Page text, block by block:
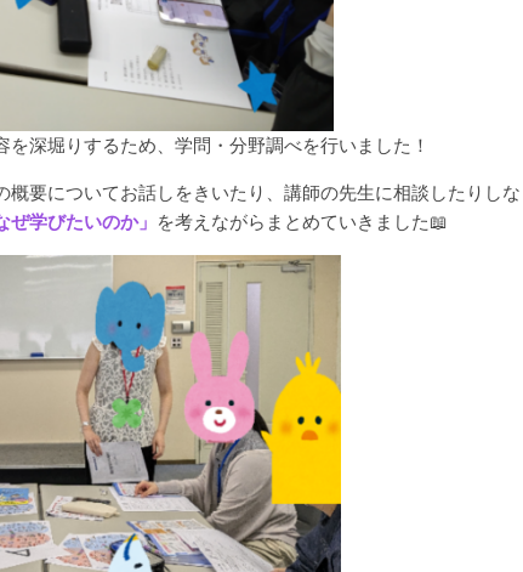
深堀りするため、学問・分野調べを行いました！
要についてお話しをきいたり、講師の先生に相談したりしな
ぜ学びたいのか」 を考えながらまとめていきました📖